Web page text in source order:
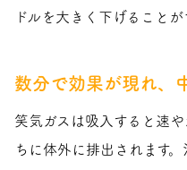
ドルを大きく下げることが
数分で効果が現れ、
笑気ガスは吸入すると速
ちに体外に排出されます